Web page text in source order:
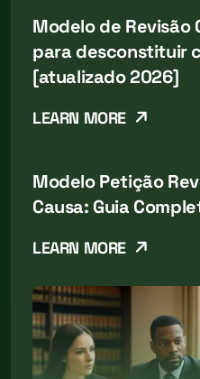
Modelo de Revisão
para desconstituir
[atualizado 2026]
LEARN MORE
Modelo Petição
Causa: Guia
LEARN MORE